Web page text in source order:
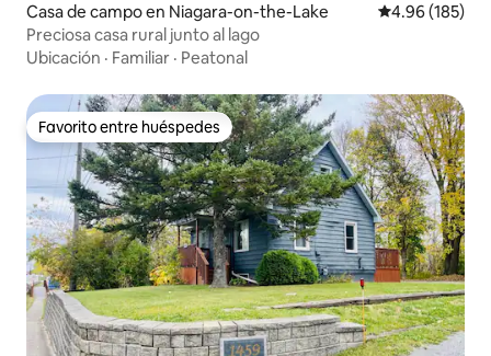
Casa de campo en Niagara-on-the-Lake Calificación
4.96 (185)
Preciosa casa rural junto al lago
Ubicación · Familiar · Peatonal
Favorito entre huéspedes
Favorito entre huéspedes